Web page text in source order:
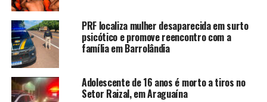
PRF localiza mulher desaparecida em surto
psicótico e promove reencontro com a
família em Barrolândia
Adolescente de 16 anos é morto a tiros no
Setor Raizal, em Araguaína